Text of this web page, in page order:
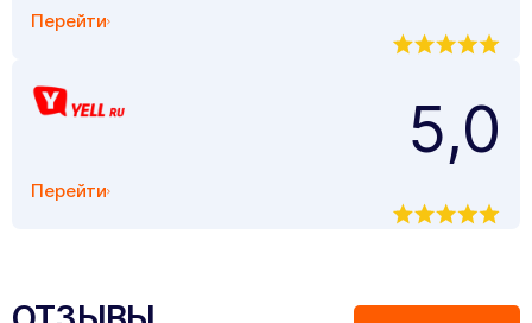
Перейти
Перейти
5,0